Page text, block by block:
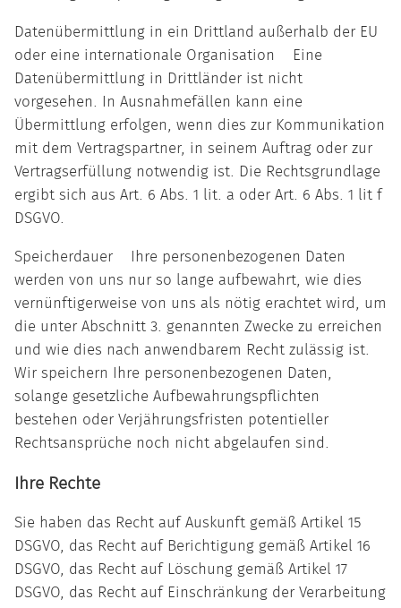
Datenübermittlung in ein Drittland außerhalb der EU
oder eine internationale Organisation Eine
Datenübermittlung in Drittländer ist nicht
vorgesehen. In Ausnahmefällen kann eine
Übermittlung erfolgen, wenn dies zur Kommunikation
mit dem Vertragspartner, in seinem Auftrag oder zur
Vertragserfüllung notwendig ist. Die Rechtsgrundlage
ergibt sich aus Art. 6 Abs. 1 lit. a oder Art. 6 Abs. 1 lit f
DSGVO.
Speicherdauer Ihre personenbezogenen Daten
werden von uns nur so lange aufbewahrt, wie dies
vernünftigerweise von uns als nötig erachtet wird, um
die unter Abschnitt 3. genannten Zwecke zu erreichen
und wie dies nach anwendbarem Recht zulässig ist.
Wir speichern Ihre personenbezogenen Daten,
solange gesetzliche Aufbewahrungspflichten
bestehen oder Verjährungsfristen potentieller
Rechtsansprüche noch nicht abgelaufen sind.
Ihre Rechte
Sie haben das Recht auf Auskunft gemäß Artikel 15
DSGVO, das Recht auf Berichtigung gemäß Artikel 16
DSGVO, das Recht auf Löschung gemäß Artikel 17
DSGVO, das Recht auf Einschränkung der Verarbeitung